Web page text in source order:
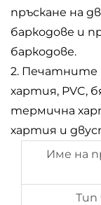
пръскане на
баркодове и
баркодове.
2. Печатните
хартия, PVC,
термична
хартия и
Име на
Тип